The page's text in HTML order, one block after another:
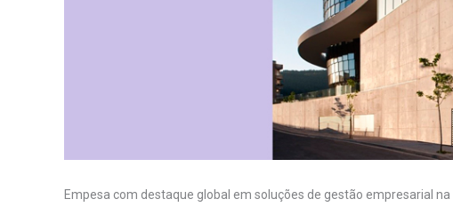
Empesa com destaque global em soluções de gestão empresarial na